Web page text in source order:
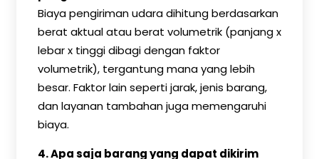
Biaya pengiriman udara dihitung berdasarkan
berat aktual atau berat volumetrik (panjang x
lebar x tinggi dibagi dengan faktor
volumetrik), tergantung mana yang lebih
besar. Faktor lain seperti jarak, jenis barang,
dan layanan tambahan juga memengaruhi
biaya.
4.Apa saja barang yang dapat dikirim